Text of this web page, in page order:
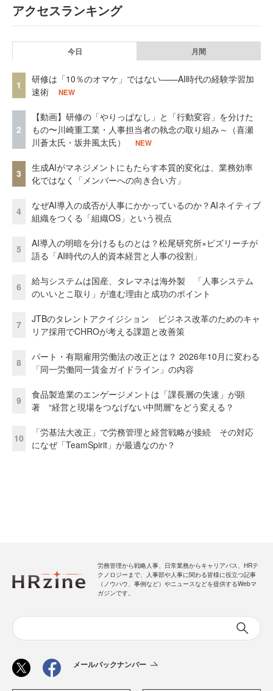
アクセスランキング
今日 月間
1
研修は「10％のオマケ」ではない——AI時代の経験学習加
速術
NEW
2
【動画】研修の「やりっぱなし」と「行動変容」を分けた
もの〜川崎重工業・人事担当者の執念の取り組み～（喜瀬
川蒼太氏・坂井風太氏）
NEW
3
生成AIがマネジメントにもたらす本質的変化は、業務効率
化ではなく「メンバーへの向き合い方」
4
なぜAI導入の成否が人事にかかっているのか？AIネイティブ
組織をつくる「組織OS」という視点
5
AI導入の明暗を分けるものとは？松尾研究所×ビズリーチが
語る「AI時代の人的資本経営と人事の役割」
6
給与システムは国産、タレマネは海外製 「人事システム
のいいとこ取り」が進む理由と成功のポイント
7
JTBのタレントアクイジション ビジネス改革のためのキャ
リア採用でCHROが考える課題と改善策
8
パート・有期雇用労働法の改正とは？ 2026年10月に変わる
「同一労働同一賃金ガイドライン」の内容
9
食品製造業のエンゲージメントは「課長層の失速」が顕
著 “経営と現場をつなげない中間層”をどう変える？
10
「労基法大改正」で労務管理と経営戦略が接続 その対応
になぜ「TeamSpirit」が最適なのか？
労務管理から戦略人事、日常業務からキャリアパス、HRテ
クノロジーまで、人事部や人事に関わる皆様に役立つ記事
（ノウハウ、事例など）やニュースなどを提供するWebマ
ガジンです。
メールバックナンバー